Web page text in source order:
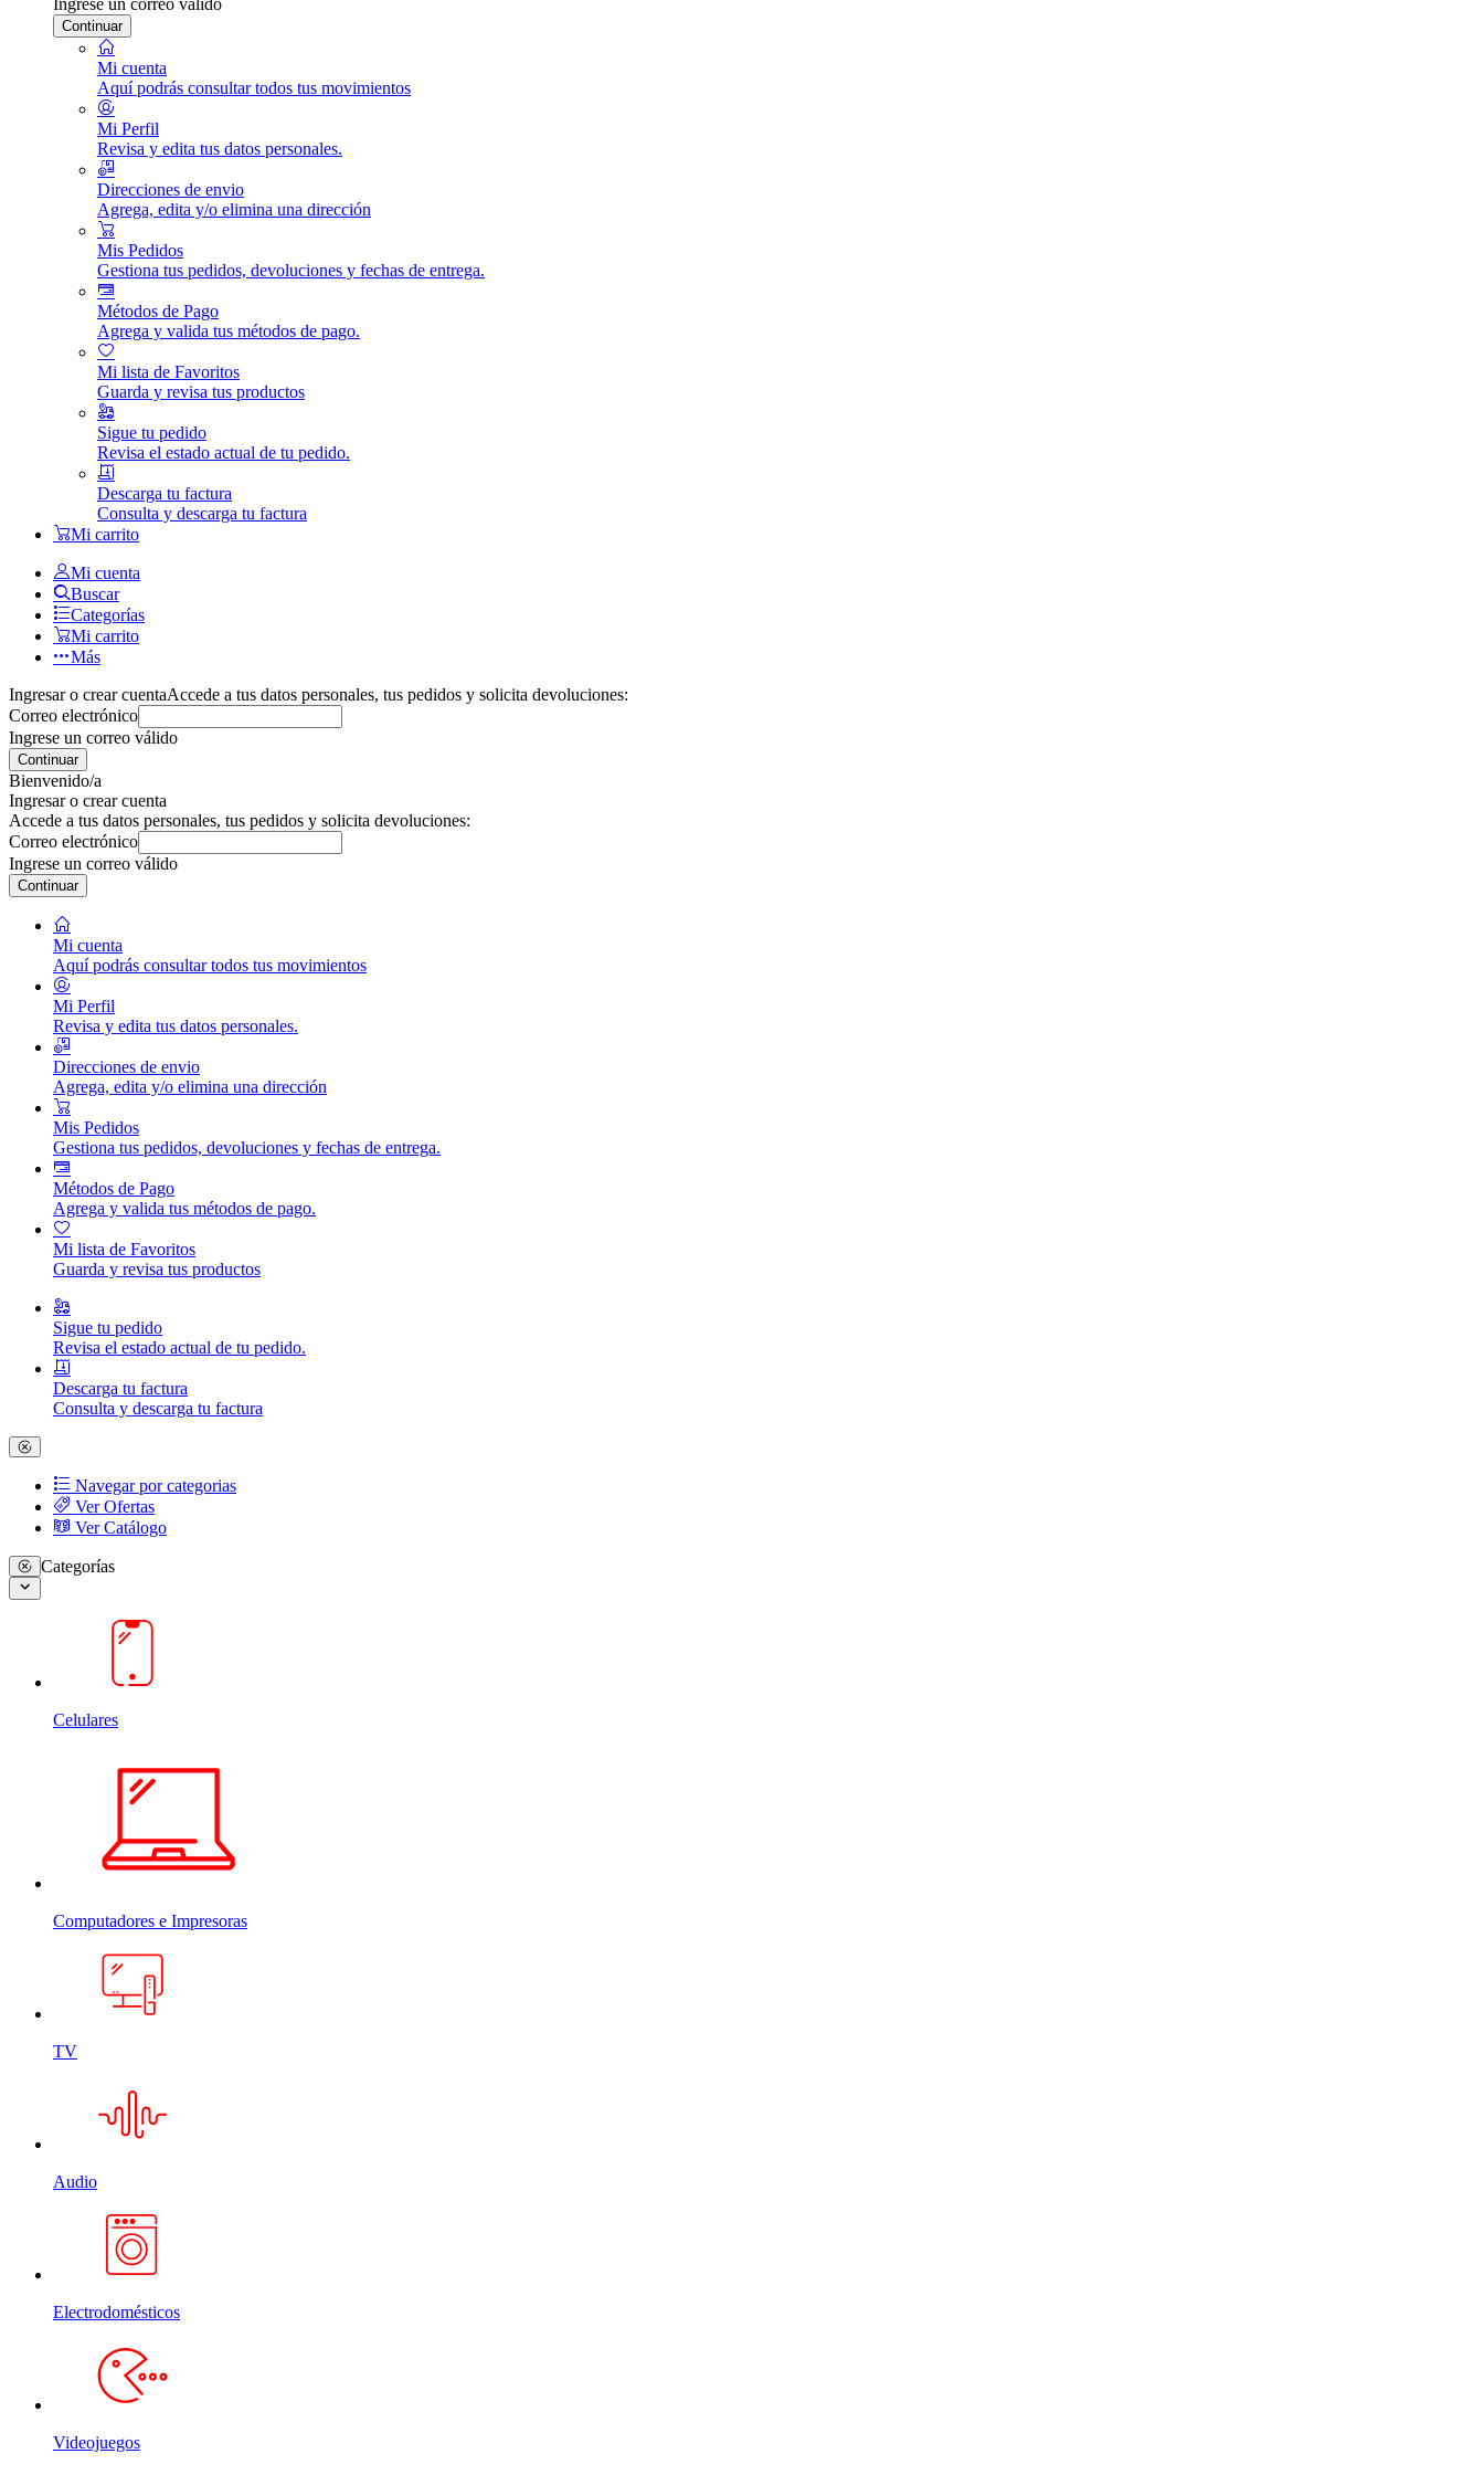
Continuar
Mi cuenta
Aquí podrás consultar todos tus movimientos
Mi Perfil
Revisa y edita tus datos personales.
Direcciones de envio
Agrega, edita y/o elimina una dirección
Mis Pedidos
Gestiona tus pedidos, devoluciones y fechas de entrega.
Métodos de Pago
Agrega y valida tus métodos de pago.
Mi lista de Favoritos
Guarda y revisa tus productos
Sigue tu pedido
Revisa el estado actual de tu pedido.
Descarga tu factura
Consulta y descarga tu factura
Mi carrito
Mi cuenta
Buscar
Categorías
Mi carrito
Más
Ingresar o crear cuentaAccede a tus datos personales, tus pedidos y solicita devoluciones:
Correo electrónico
Ingrese un correo válido
Continuar
Bienvenido/a
Ingresar o crear cuenta
Accede a tus datos personales, tus pedidos y solicita devoluciones:
Correo electrónico
Ingrese un correo válido
Continuar
Mi cuenta
Aquí podrás consultar todos tus movimientos
Mi Perfil
Revisa y edita tus datos personales.
Direcciones de envio
Agrega, edita y/o elimina una dirección
Mis Pedidos
Gestiona tus pedidos, devoluciones y fechas de entrega.
Métodos de Pago
Agrega y valida tus métodos de pago.
Mi lista de Favoritos
Guarda y revisa tus productos
Sigue tu pedido
Revisa el estado actual de tu pedido.
Descarga tu factura
Consulta y descarga tu factura
Navegar por categorias
Ver Ofertas
Ver Catálogo
Categorías
Celulares
Computadores e Impresoras
TV
Audio
Electrodomésticos
Videojuegos